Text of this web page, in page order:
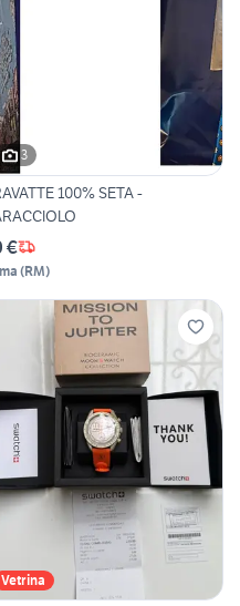
3
100% SETA -
€
(RM)
Vetrina